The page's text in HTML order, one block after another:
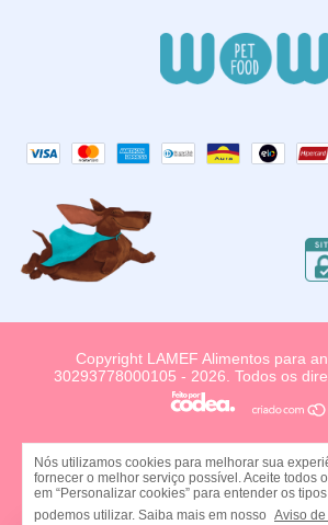
Nós utilizamos cookies para melhorar sua
fornecer o melhor serviço possível. Aceite todos
em “Personalizar cookies” para entender os
podemos utilizar. Saiba mais em nosso Aviso
Copyright LAMEF Alimentos para
30293778000105 - 2026. Todos os